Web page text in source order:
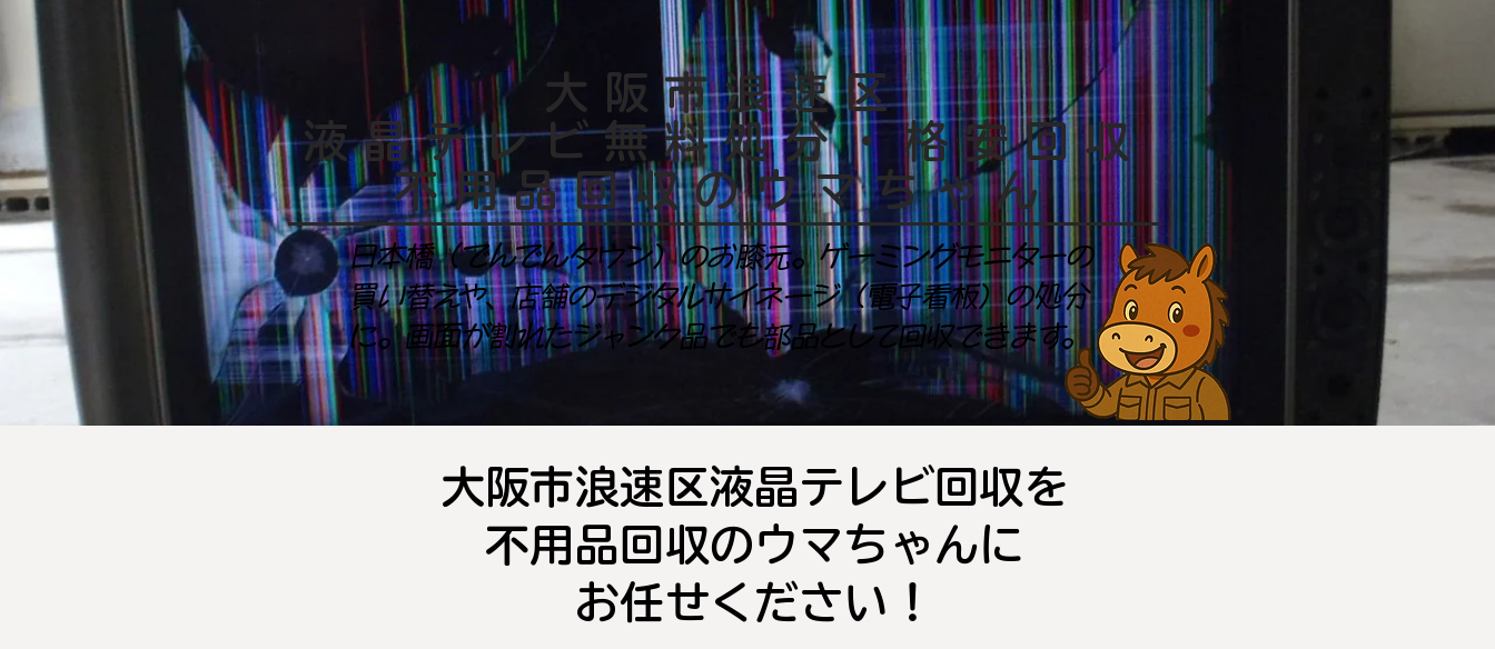
大阪市浪速区
液晶テレビ無料処分・格安回収
​不用品回収のウマちゃん
日本橋（でんでんタウン）のお膝元。ゲーミングモニターの
買い替えや、店舗のデジタルサイネージ（電子看板）の処分
に。画面が割れたジャンク品でも部品として回収できます。
大阪市浪速区液晶テレビ回収を
不用品回収のウマちゃんに
お任せください！